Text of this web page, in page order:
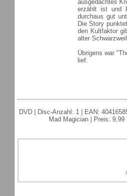
ausgedachtes
erzählt ist und
durchaus gut
Die Story
den Kultfaktor
alter
Übrigens war
lief.
DVD | Disc-Anzahl: 1 | EAN:
Mad Magician | Preis: